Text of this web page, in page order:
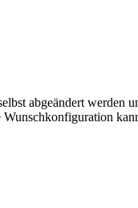
abgeändert werden